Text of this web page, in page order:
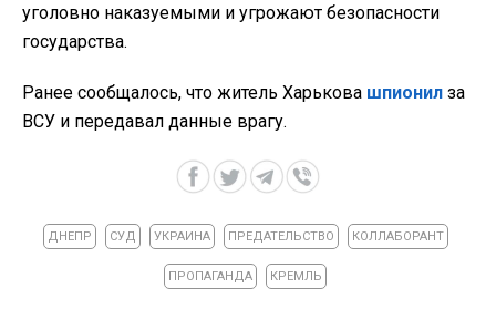
уголовно наказуемыми и угрожают безопасности
государства.
Ранее сообщалось, что житель Харькова шпионил за
ВСУ и передавал данные врагу.
ДНЕПР СУД УКРАИНА ПРЕДАТЕЛЬСТВО КОЛЛАБОРАНТ
ПРОПАГАНДА КРЕМЛЬ